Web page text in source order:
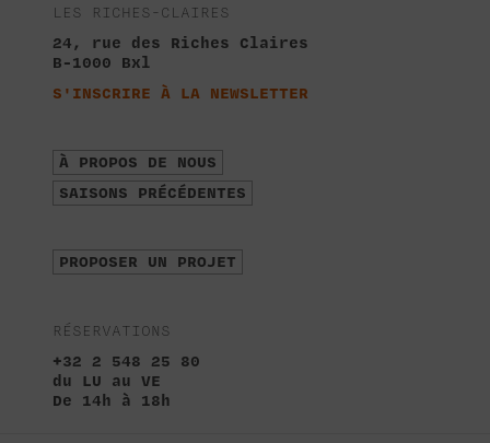
LES RICHES-CLAIRES
24, rue des Riches Claires
B-1000 Bxl
S'INSCRIRE À LA NEWSLETTER
À PROPOS DE NOUS
SAISONS PRÉCÉDENTES
PROPOSER UN PROJET
RÉSERVATIONS
+32 2 548 25 80
du LU au VE
De 14h à 18h